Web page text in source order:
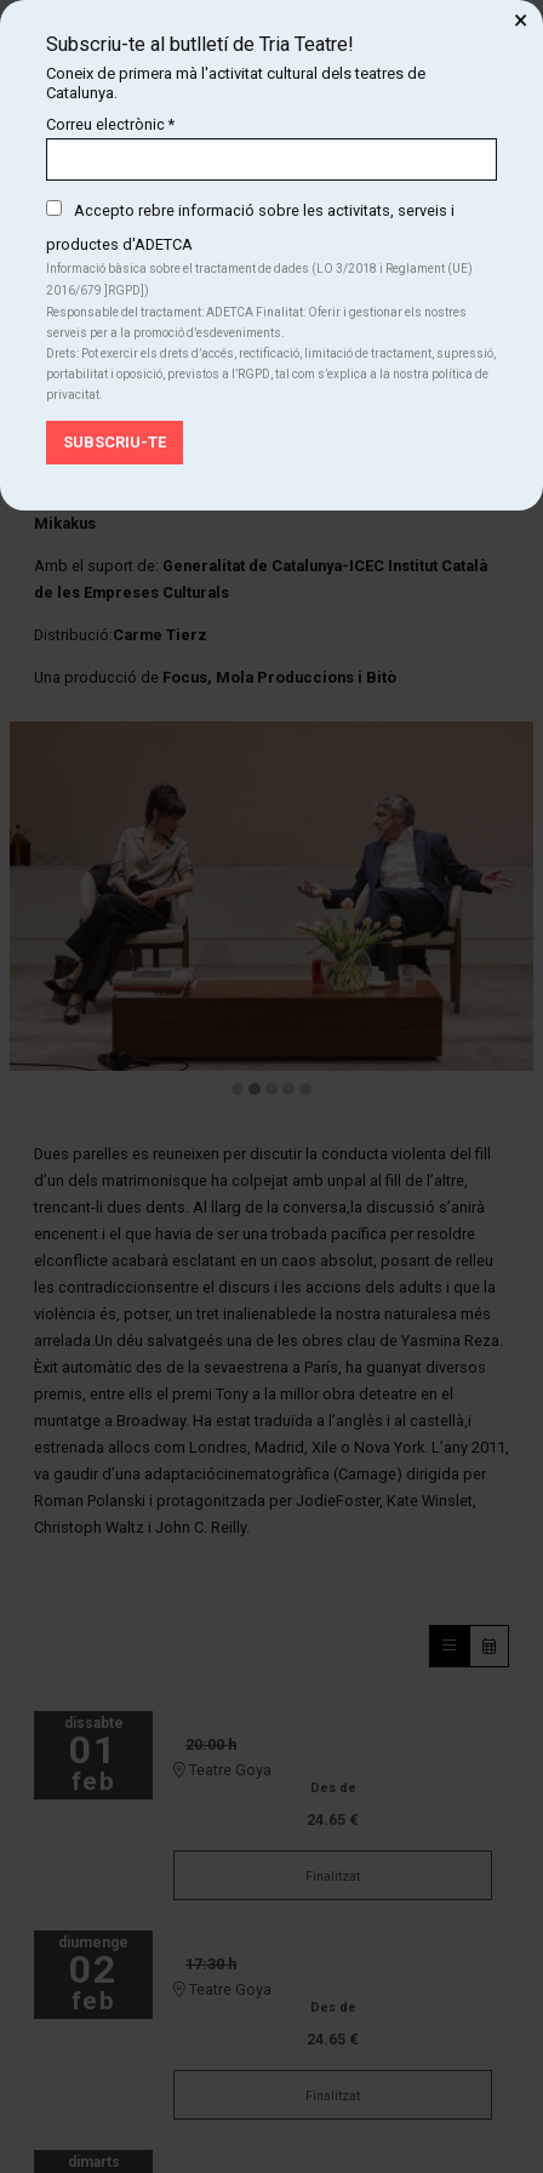
Direcció d’oficina tècnica:Moi Cuenca
Oficina tècnica:
Ajudantia de direcció:
Regidoria:Xavi Carreras
Tècnics de so: Roger Gimenez i Atsidi Catalán
Cap tècnic del teatre:
Construcció de l’escenografia:Jorba-Miró Estudi-Taller
d’escenografia i Ideas Theatrend
Mikakus
Amb el suport de: Generalitat de Catalunya-ICEC Institut Català
de les Empreses Culturals
Distribució:Carme Tierz
Una producció de Focus, Mola Produccions i Bitò
Dues parelles es reuneixen per discutir la conducta violenta del fill
d’un dels matrimonisque ha colpejat amb unpal al fill de l’altre,
trencant-li dues dents. Al llarg de la conversa,la discussió s’anirà
encenent i el que havia de ser una trobada pacífica per resoldre
elconflicte acabarà esclatant en un caos absolut, posant de relleu
les contradiccionsentre el discurs i les accions dels adults i que la
violència és, potser, un tret inalienablede la nostra naturalesa més
arrelada.Un déu salvatgeés una de les obres clau de Yasmina Reza.
Èxit automàtic des de la sevaestrena a París, ha guanyat diversos
premis, entre ells el premi Tony a la millor obra deteatre en el
muntatge a Broadway. Ha estat traduïda a l’anglès i al castellà,i
estrenada allocs com Londres, Madrid, Xile o Nova York. L’any 2011,
va gaudir d’una adaptaciócinematogràfica (Carnage) dirigida per
Roman Polanski i protagonitzada per JodieFoster, Kate Winslet,
Christoph Waltz i John C. Reilly.
dissabte
01
feb
20:00 h
Teatre Goya
Des de
24.65 €
Finalitzat
diumenge
02
feb
17:30 h
Teatre Goya
Des de
24.65 €
Finalitzat
dimarts
Subscriu-te al butlletí de Tria Teatre!
Coneix de primera mà l'activitat cultural dels teatres de
Catalunya.
Correu electrònic*
Accepto rebre informació sobre les activitats, serveis i
productes d'ADETCA
Informació bàsica sobre el tractament de dades (LO 3/2018 i Reglament (UE)
2016/679 ]RGPD])
Responsable del tractament: ADETCA Finalitat: Oferir i gestionar els nostres
serveis per a la promoció d’esdeveniments.
Drets: Pot exercir els drets d’accés, rectificació, limitació de tractament, supressió,
portabilitat i oposició, previstos a l’RGPD, tal com s’explica a la nostra política de
privacitat.
×